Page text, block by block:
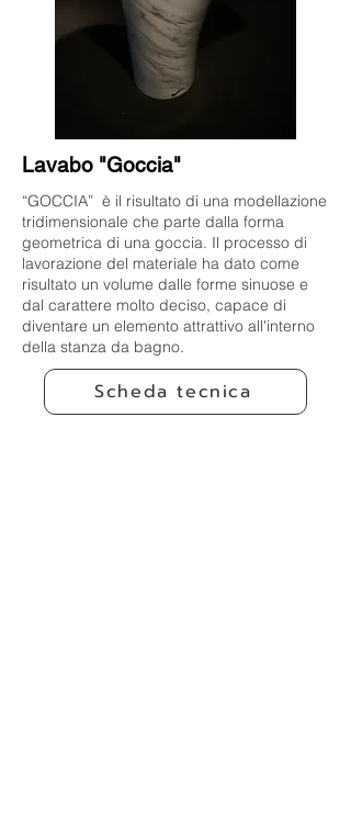
Lavabo "Goccia"
“GOCCIA” è il risultato di una modellazione
tridimensionale che parte dalla forma
geometrica di una goccia. Il processo di
lavorazione del materiale ha dato come
risultato un volume dalle forme sinuose e
dal carattere molto deciso, capace di
diventare un elemento attrattivo all'interno
della stanza da bagno.
Scheda tecnica